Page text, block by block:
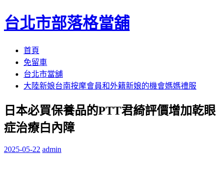
台北市部落格當舖
首頁
免留車
台北市當舖
大陸新娘台南按摩會員和外籍新娘的機會媽媽禮服
日本必買保養品的PTT君綺評價增加乾眼
症治療白內障
2025-05-22 admin